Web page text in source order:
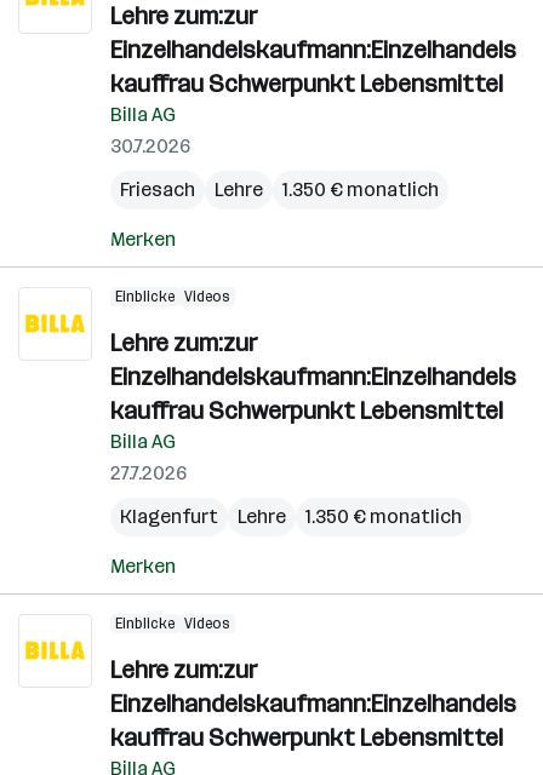
Lehre zum:zur
Einzelhandelskaufmann:Einzelhandels
kauffrau Schwerpunkt Lebensmittel
Billa AG
30.7.2026
Friesach
Lehre 1.350 € monatlich
Merken
Einblicke Videos
Lehre zum:zur
Einzelhandelskaufmann:Einzelhandels
kauffrau Schwerpunkt Lebensmittel
Billa AG
27.7.2026
Klagenfurt
Lehre 1.350 € monatlich
Merken
Einblicke Videos
Lehre zum:zur
Einzelhandelskaufmann:Einzelhandels
kauffrau Schwerpunkt Lebensmittel
Billa AG